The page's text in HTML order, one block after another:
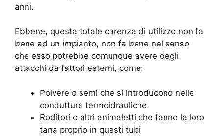
anni.
Ebbene, questa totale carenza di utilizzo non fa
bene ad un impianto, non fa bene nel senso
che esso potrebbe comunque avere degli
attacchi da fattori esterni, come:
Polvere o semi che si introducono nelle
condutture termoidrauliche
Roditori o altri animaletti che fanno la loro
tana proprio in questi tubi